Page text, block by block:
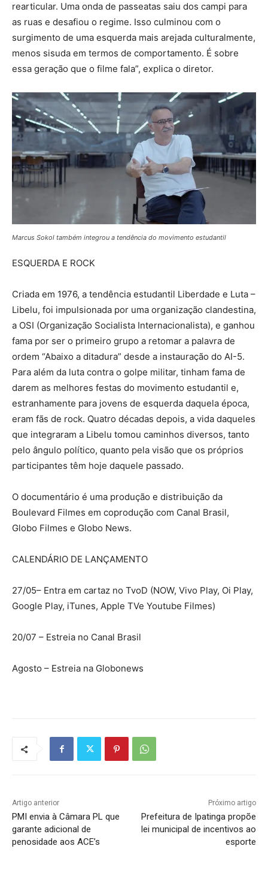
rearticular. Uma onda de passeatas saiu dos campi para
as ruas e desafiou o regime. Isso culminou com o
surgimento de uma esquerda mais arejada culturalmente,
menos sisuda em termos de comportamento. É sobre
essa geração que o filme fala”, explica o diretor.
Marcus Sokol também integrou a tendência do movimento estudantil
ESQUERDA E ROCK
Criada em 1976, a tendência estudantil Liberdade e Luta –
Libelu, foi impulsionada por uma organização clandestina,
a OSI (Organização Socialista Internacionalista), e ganhou
fama por ser o primeiro grupo a retomar a palavra de
ordem “Abaixo a ditadura” desde a instauração do AI-5.
Para além da luta contra o golpe militar, tinham fama de
darem as melhores festas do movimento estudantil e,
estranhamente para jovens de esquerda daquela época,
eram fãs de rock. Quatro décadas depois, a vida daqueles
que integraram a Libelu tomou caminhos diversos, tanto
pelo ângulo político, quanto pela visão que os próprios
participantes têm hoje daquele passado.
O documentário é uma produção e distribuição da
Boulevard Filmes em coprodução com Canal Brasil,
Globo Filmes e Globo News.
CALENDÁRIO DE LANÇAMENTO
27/05– Entra em cartaz no TvoD (NOW, Vivo Play, Oi Play,
Google Play, iTunes, Apple TVe Youtube Filmes)
20/07 – Estreia no Canal Brasil
Agosto – Estreia na Globonews
Artigo anterior
PMI envia à Câmara PL que
garante adicional de
penosidade aos ACE’s
Próximo artigo
Prefeitura de Ipatinga propõe
lei municipal de incentivos ao
esporte